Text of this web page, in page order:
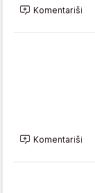
Komentariši
Komentariši